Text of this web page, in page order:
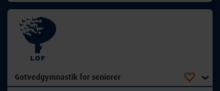
Gotvedgymnastik for seniorer